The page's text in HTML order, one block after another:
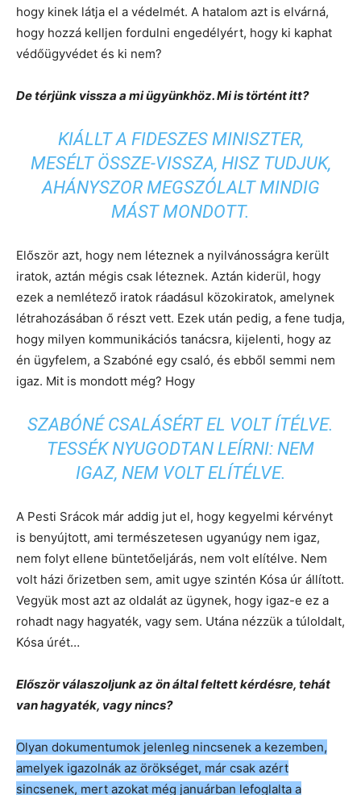
hogy kinek látja el a védelmét. A hatalom azt is elvárná,
hogy hozzá kelljen fordulni engedélyért, hogy ki kaphat
védőügyvédet és ki nem?
De térjünk vissza a mi ügyünkhöz. Mi is történt itt?
KIÁLLT A FIDESZES MINISZTER,
MESÉLT ÖSSZE-VISSZA, HISZ TUDJUK,
AHÁNYSZOR MEGSZÓLALT MINDIG
MÁST MONDOTT.
Először azt, hogy nem léteznek a nyilvánosságra került
iratok, aztán mégis csak léteznek. Aztán kiderül, hogy
ezek a nemlétező iratok ráadásul közokiratok, amelynek
létrahozásában ő részt vett. Ezek után pedig, a fene tudja,
hogy milyen kommunikációs tanácsra, kijelenti, hogy az
én ügyfelem, a Szabóné egy csaló, és ebből semmi nem
igaz. Mit is mondott még? Hogy
SZABÓNÉ CSALÁSÉRT EL VOLT ÍTÉLVE.
TESSÉK NYUGODTAN LEÍRNI: NEM
IGAZ, NEM VOLT ELÍTÉLVE.
A Pesti Srácok már addig jut el, hogy kegyelmi kérvényt
is benyújtott, ami természetesen ugyanúgy nem igaz,
nem folyt ellene büntetőeljárás, nem volt elítélve. Nem
volt házi őrizetben sem, amit ugye szintén Kósa úr állított.
Vegyük most azt az oldalát az ügynek, hogy igaz-e ez a
rohadt nagy hagyaték, vagy sem. Utána nézzük a túloldalt,
Kósa úrét…
Először válaszoljunk az ön által feltett kérdésre, tehát
van hagyaték, vagy nincs?
Olyan dokumentumok jelenleg nincsenek a kezemben,
amelyek igazolnák az örökséget, már csak azért
sincsenek, mert azokat még januárban lefoglalta a